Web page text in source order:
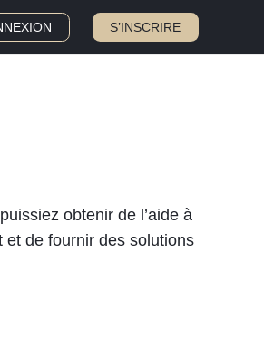
S’INSCRIRE
obtenir de l’aide à
de fournir des solutions